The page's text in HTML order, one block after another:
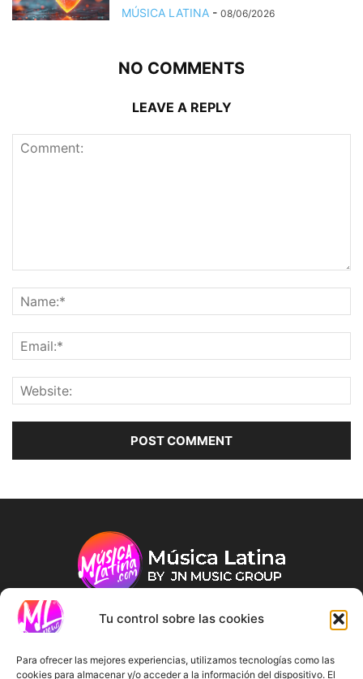
Tu control sobre las cookies
Para ofrecer las mejores experiencias, utilizamos tecnologías como las
cookies para almacenar y/o acceder a la información del dispositivo. El
MÚSICA LATINA - 08/06/2026
NO COMMENTS
LEAVE A REPLY